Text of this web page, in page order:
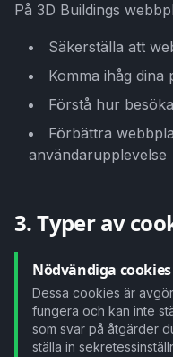
På 3D Buildings
Säkerställa att
Komma ihåg
Förstå hur
Förbättra
användarupplevelse
3. Typer av
Nödvändiga cookies
Dessa cookies är
fungera och kan inte
som svar på åtgärder
ställa in